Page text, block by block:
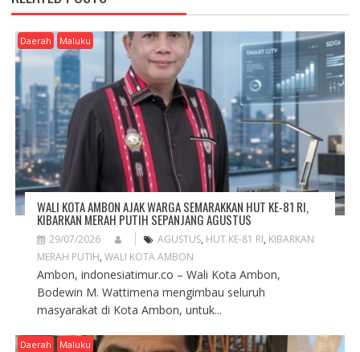
I
G
A
O
N
Daerah Maluku
WALI KOTA AMBON AJAK WARGA SEMARAKKAN HUT KE-81 RI,
KIBARKAN MERAH PUTIH SEPANJANG AGUSTUS
29/07/2026 AGUSTUS, HUT KE-81 RI, KIBARKAN
MERAH PUTIH, WALI KOTA AMBON
Ambon, indonesiatimur.co – Wali Kota Ambon,
Bodewin M. Wattimena mengimbau seluruh
masyarakat di Kota Ambon, untuk...
Daerah Maluku